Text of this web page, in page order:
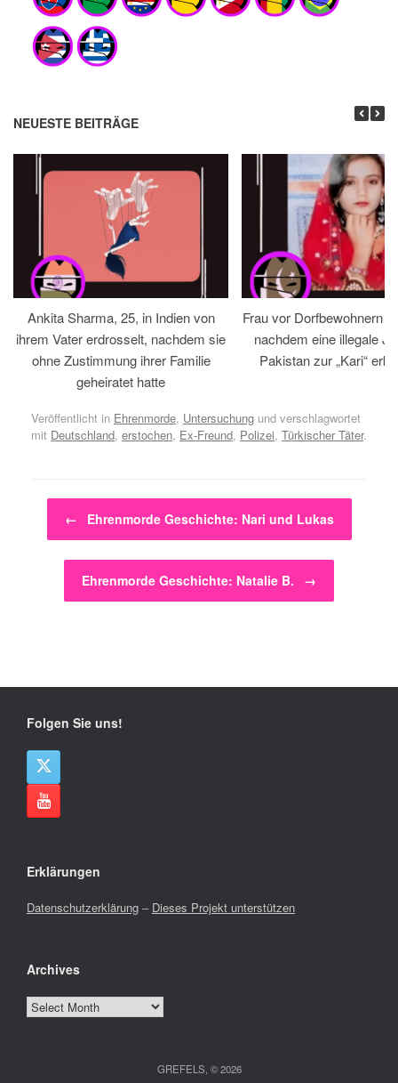
NEUESTE BEITRÄGE
Ankita Sharma, 25, in Indien von
ihrem Vater erdrosselt, nachdem sie
ohne Zustimmung ihrer Familie
geheiratet hatte
Frau vor Dorfbewohnern
nachdem eine illegale
Pakistan zur „Kari“
Veröffentlicht in Ehrenmorde, Untersuchung und verschlagwortet
mit Deutschland, erstochen, Ex-Freund, Polizei, Türkischer Täter.
Beitragsnavigation
← Ehrenmorde Geschichte: Nari und Lukas
Ehrenmorde Geschichte: Natalie B. →
Folgen Sie uns!
Erklärungen
Datenschutzerklärung – Dieses Projekt unterstützen
Archives
Archives
GREFELS, © 2026